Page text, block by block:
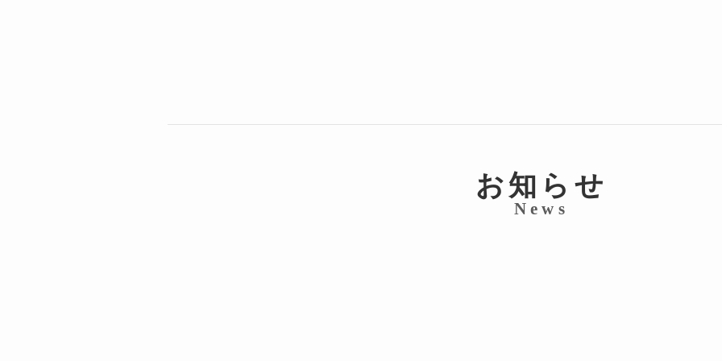
お知らせ
News